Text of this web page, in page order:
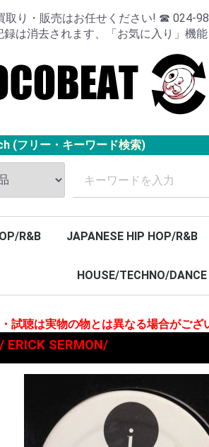
取り・販売はお任せください! ☎ 024-
は消去されます、「お気に入り」機能
(フリー・キーワード検索)
R&B JAPANESE HIP HOP/R&B
HOUSE/TECHNO/DANCE
試聴は実物の物とは異なる場合がご
ERICK SERMON/